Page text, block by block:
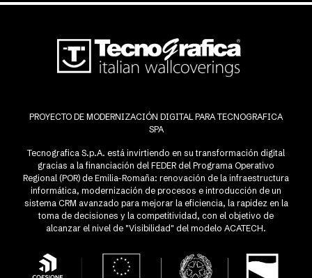
PROYECTO DE MODERNIZACIÓN DIGITAL PARA TECNOGRAFICA
SPA
Tecnografica S.p.A. está invirtiendo en su transformación digital
gracias a la financiación del FEDER del Programa Operativo
Regional (POR) de Emilia-Romaña: renovación de la infraestructura
informática, modernización de procesos e introducción de un
sistema CRM avanzado para mejorar la eficiencia, la rapidez en la
toma de decisiones y la competitividad, con el objetivo de
alcanzar el nivel de "Visibilidad" del modelo ACATECH.